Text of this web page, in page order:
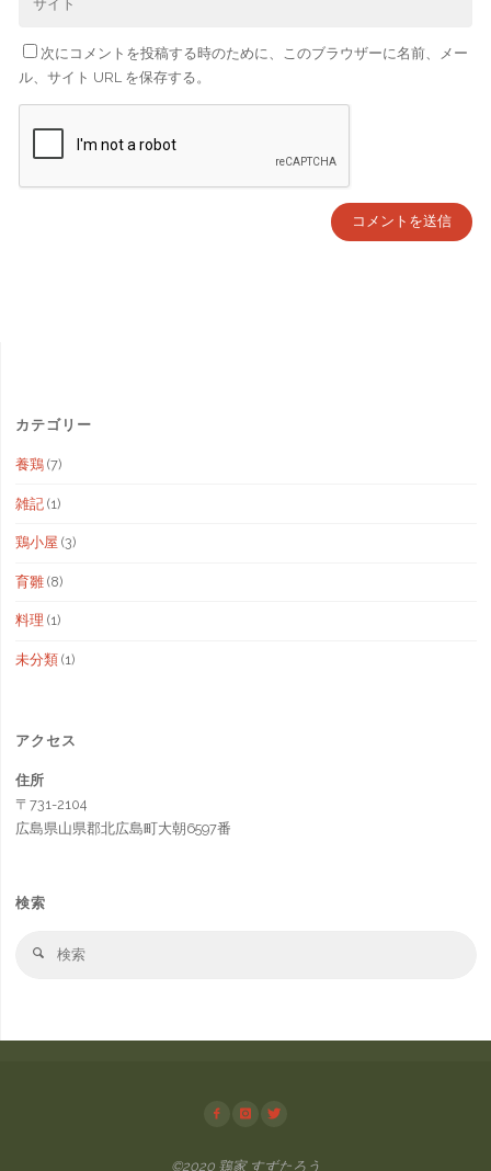
次にコメントを投稿する時のために、このブラウザーに名前、メー
ル、サイト URL を保存する。
カテゴリー
養鶏(7)
雑記(1)
鶏小屋 (3)
育雛(8)
料理 (1)
未分類(1)
アクセス
住所
〒731-2104
広島県山県郡北広島町大朝6597番
検索
検
©2020 鶏家 すずたろう